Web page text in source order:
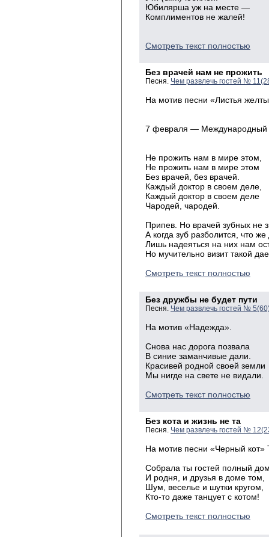
Юбилярша уж на месте —
Комплиментов не жалей!
Смотреть текст полностью
Без врачей нам не прожить
Песня. Чем развлечь гостей №
На мотив песни «Листья
7 февраля — Международный
Не прожить нам в мире этом,
Не прожить нам в мире этом
Без врачей, без врачей.
Каждый доктор в своем деле,
Каждый доктор в своем деле
Чародей, чародей.
Припев. Но врачей зубных не
А когда зуб разболится, что же
Лишь надеяться на них нам
Но мучительно визит такой
Смотреть текст полностью
Без дружбы не будет пути
Песня. Чем развлечь гостей №
На мотив «Надежда».
Снова нас дорога позвала
В синие заманчивые дали.
Красивей родной своей земли
Мы нигде на свете не видали.
Смотреть текст полностью
Без кота и жизнь не та
Песня. Чем развлечь гостей №
На мотив песни «Черный кот»
Собрала ты гостей полный
И родня, и друзья в доме том,
Шум, веселье и шутки кругом,
Кто-то даже танцует с котом!
Смотреть текст полностью